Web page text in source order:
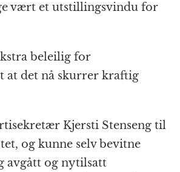
vært et utstillingsvindu for
beleilig for
at det nå skurrer kraftig
Kjersti Stenseng til
og kunne selv bevitne
avgått og nytilsatt